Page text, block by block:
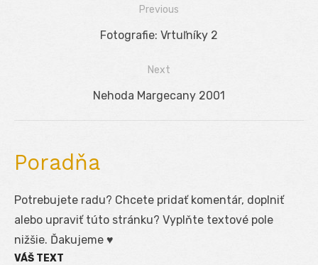
Navigácia
Previous
Previous
Fotografie: Vrtuľníky 2
Next
Next
Nehoda Margecany 2001
Poradňa
Potrebujete radu? Chcete pridať komentár, doplniť
alebo upraviť túto stránku? Vyplňte textové pole
nižšie. Ďakujeme ♥
VÁŠ TEXT